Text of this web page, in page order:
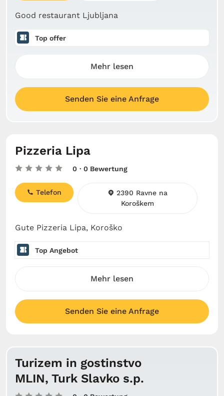
Good restaurant Ljubljana
Top offer
Mehr lesen
Senden Sie eine Anfrage
Pizzeria Lipa
0 · 0 Bewertung
Gute Pizzeria Lipa, Koroško
Telefon
2390 Ravne na
Koroškem
Top Angebot
Mehr lesen
Senden Sie eine Anfrage
Turizem in gostinstvo
MLIN, Turk Slavko s.p.